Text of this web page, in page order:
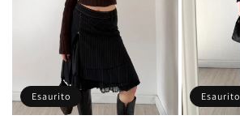
Esaurito Esaurito